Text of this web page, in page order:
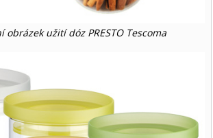
obrázek užití dóz PRESTO Tescoma